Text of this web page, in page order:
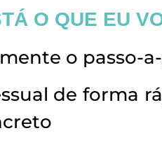
O QUE EU
o passo-
de forma